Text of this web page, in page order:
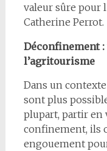
valeur sûre pour
Catherine Perrot.
Déconfinement
l’agritourisme
Dans un
sont plus
plupart, partir en
confinement, ils
engouement